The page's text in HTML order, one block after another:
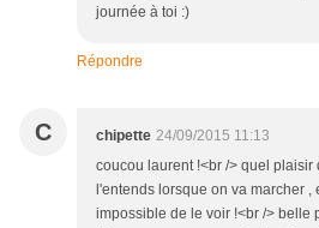
journée à toi :)
Répondre
C chipette 24/09/2015 11:13
coucou laurent !<br /> quel plaisir
l'entends lorsque on va marcher
impossible de le voir !<br /> belle